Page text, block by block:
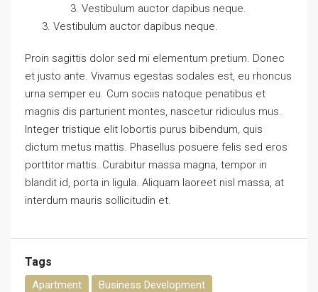
Vestibulum auctor dapibus neque.
Vestibulum auctor dapibus neque.
Proin sagittis dolor sed mi elementum pretium. Donec
et justo ante. Vivamus egestas sodales est, eu rhoncus
urna semper eu. Cum sociis natoque penatibus et
magnis dis parturient montes, nascetur ridiculus mus.
Integer tristique elit lobortis purus bibendum, quis
dictum metus mattis. Phasellus posuere felis sed eros
porttitor mattis. Curabitur massa magna, tempor in
blandit id, porta in ligula. Aliquam laoreet nisl massa, at
interdum mauris sollicitudin et.
Tags
Apartment
Business Development